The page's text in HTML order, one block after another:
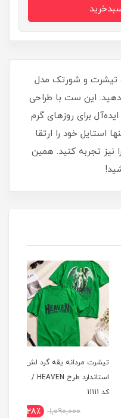
تیشرت و شورتک مدل
هدیه دهید. این ست با طراحی
برای روزهای گرم
استایل خود را ارتقا
تجربه کنید. همین
تیشرت مردانه یقه گرد لش
استاندارد طرح HEAVEN /
1,090,000 28٪